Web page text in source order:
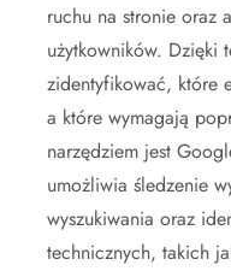
ruchu na stronie oraz
użytkowników. Dzięki
zidentyfikować, które
a które wymagają
narzędziem jest
umożliwia śledzenie
wyszukiwania oraz
technicznych, takich